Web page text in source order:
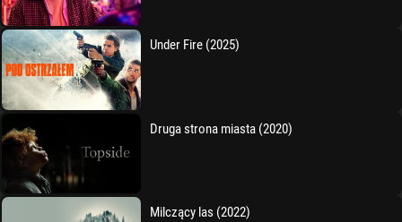
Under Fire (2025)
Druga strona miasta (2020)
Milczący las (2022)